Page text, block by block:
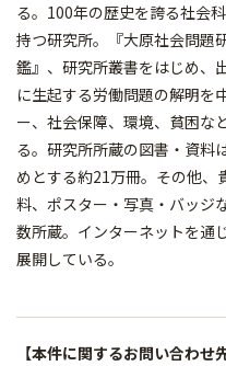
る。100年の歴史を誇る社会
持つ研究所。『大原社会問題
鑑』、研究所叢書をはじめ、
に生起する労働問題の解明を
ー、社会保障、環境、貧困な
る。研究所所蔵の図書・資料
めとする約21万冊。その他、
料、ポスター・写真・バッジ
数所蔵。インターネットを通
展開している。
【本件に関するお問い合わせ先